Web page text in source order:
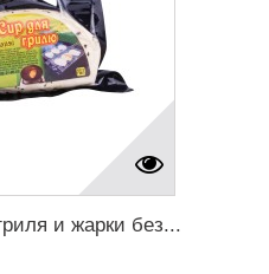
и жарки без...